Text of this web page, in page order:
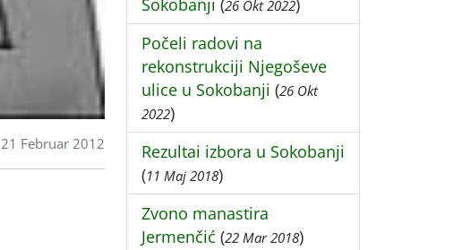
21 Februar 2012
Sokobanji (26 Okt 2022)
Počeli radovi na
rekonstrukciji Njegoševe
ulice u Sokobanji (26 Okt
2022)
Rezultai izbora u Sokobanji
(11 Maj 2018)
Zvono manastira
Jermenčić (22 Mar 2018)